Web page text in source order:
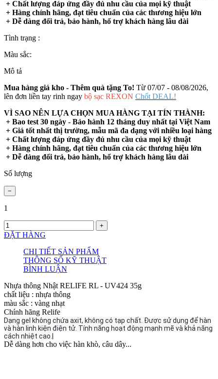
+ Chất lượng đáp ứng đầy đủ nhu cầu của mọi kỹ thuật
+ Hàng chính hãng, đạt tiêu chuẩn của các thương hiệu lớn
+ Dễ dàng đổi trả, bảo hành, hổ trợ khách hàng lâu dài
Tình trạng :
Màu sắc:
Mô tả
Mua hàng giá kho - Thêm quà tặng To! Từ 07/07 - 08/08/2026,
lên đơn liền tay rinh ngay bộ sạc REXON Chốt DEAL!
VÌ SAO NÊN LỰA CHỌN MUA HÀNG TẠI TÍN THÀNH:
+ Bao test 30 ngày - Bảo hành 12 tháng duy nhất tại Việt Nam
+ Giá tốt nhất thị trường, mẫu mã đa dạng với nhiều loại hàng
+ Chất lượng đáp ứng đầy đủ nhu cầu của mọi kỹ thuật
+ Hàng chính hãng, đạt tiêu chuẩn của các thương hiệu lớn
+ Dễ dàng đổi trả, bảo hành, hổ trợ khách hàng lâu dài
Số lượng
1
ĐẶT HÀNG
CHI TIẾT SẢN PHẨM
THÔNG SỐ KỸ THUẬT
BÌNH LUẬN
Nhựa thông Nhật RELIFE RL - UV424 35g
chất liệu : nhựa thông
màu sắc : vàng nhạt
Chính hãng Relife
Dạng gel không chứa axit, không có tạp chất. Được sử dụng để hàn
và hàn linh kiện điện tử. Tính năng hoạt động mạnh mẽ và khả năng
cách nhiệt cao.|
Dễ dàng hơn cho việc hàn khò, câu dây...